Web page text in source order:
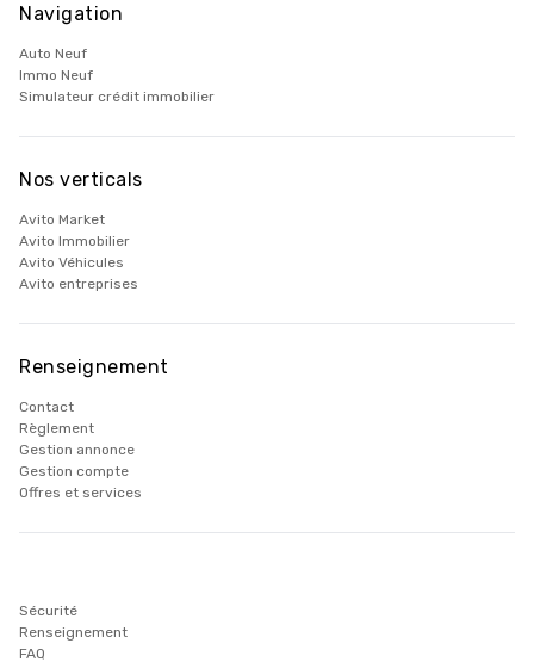
Navigation
Auto Neuf
Immo Neuf
Simulateur crédit immobilier
Nos verticals
Avito Market
Avito Immobilier
Avito Véhicules
Avito entreprises
Renseignement
Contact
Règlement
Gestion annonce
Gestion compte
Offres et services
Sécurité
Renseignement
FAQ